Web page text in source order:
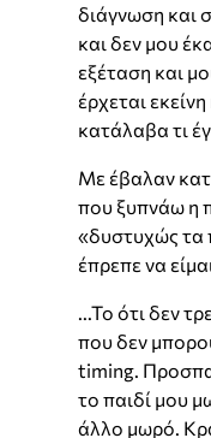
διάγνωση και
και δεν μου
εξέταση και
έρχεται
κατάλαβα τι
Με έβαλαν
που ξυπνάω η
«δυστυχώς τα
έπρεπε να
...Το ότι δεν
που δεν
timing.
το παιδί μου
άλλο μωρό.